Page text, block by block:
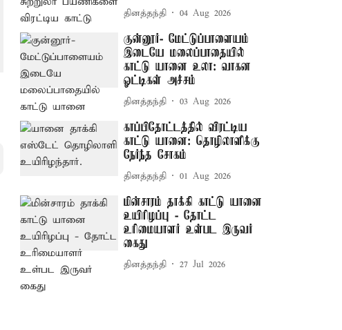
தினத்தந்தி 04 Aug 2026
குன்னூர்- மேட்டுப்பாளையம்
இடையே மலைப்பாதையில்
காட்டு யானை உலா: வாகன
ஓட்டிகள் அச்சம்
தினத்தந்தி 03 Aug 2026
காப்பிதோட்டத்தில் விரட்டிய
காட்டு யானை: தொழிலாளிக்கு
நேர்ந்த சோகம்
தினத்தந்தி 01 Aug 2026
மின்சாரம் தாக்கி காட்டு யானை
உயிரிழப்பு - தோட்ட
உரிமையாளர் உள்பட இருவர்
கைது
தினத்தந்தி 27 Jul 2026